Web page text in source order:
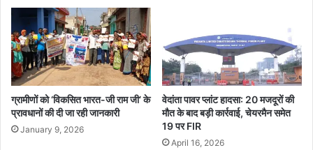
न
ठ
क
में
सं
ग
ठ
न
व
मु
ख्य
मं
त्री
श्री
वि
ष्णु
ग्रामीणों को ‘विकसित भारत-जी राम जी’ के
प्रावधानों की दी जा रही जानकारी
January 9, 2026
वेदांता पावर प्लांट हादसा: 20 मजदूरों की
मौत के बाद बड़ी कार्रवाई, चेयरमैन समेत
19 पर FIR
April 16, 2026